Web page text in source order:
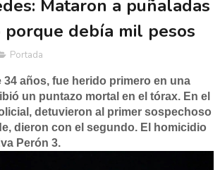
Mataron a puñaladas
porque debía mil pesos
Portada
34 años, fue herido primero en una
un puntazo mortal en el tórax. En el
detuvieron al primer sospechoso
dieron con el segundo. El homicidio
Perón 3.